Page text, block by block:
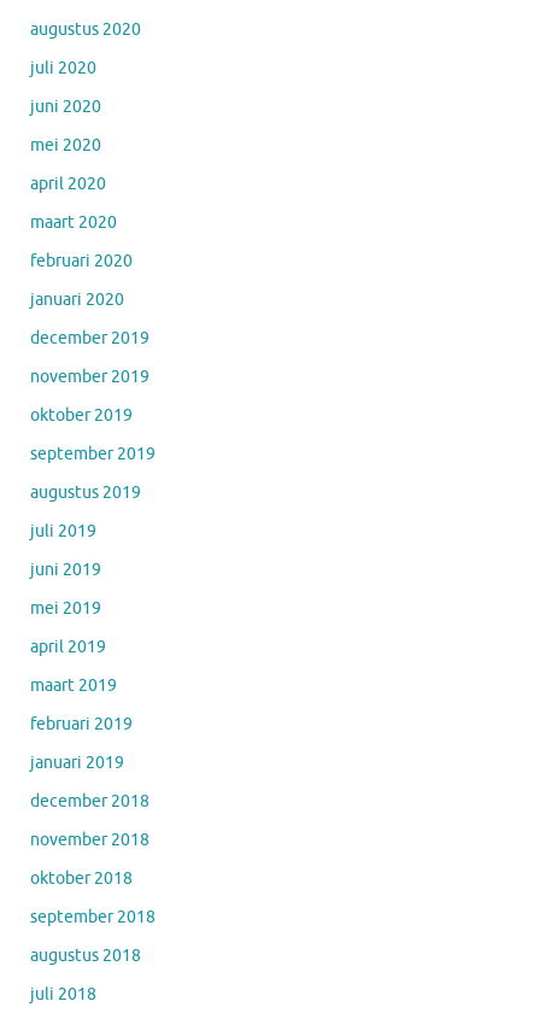
augustus 2020
juli 2020
juni 2020
mei 2020
april 2020
maart 2020
februari 2020
januari 2020
december 2019
november 2019
oktober 2019
september 2019
augustus 2019
juli 2019
juni 2019
mei 2019
april 2019
maart 2019
februari 2019
januari 2019
december 2018
november 2018
oktober 2018
september 2018
augustus 2018
juli 2018